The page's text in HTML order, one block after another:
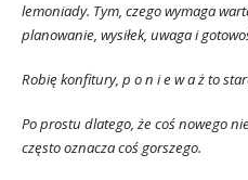
lemoniady. Tym, czego wymaga
planowanie, wysiłek, uwaga i
Robię konfitury, p o n i e w a ż to
Po prostu dlatego, że coś nowego
często oznacza coś gorszego.